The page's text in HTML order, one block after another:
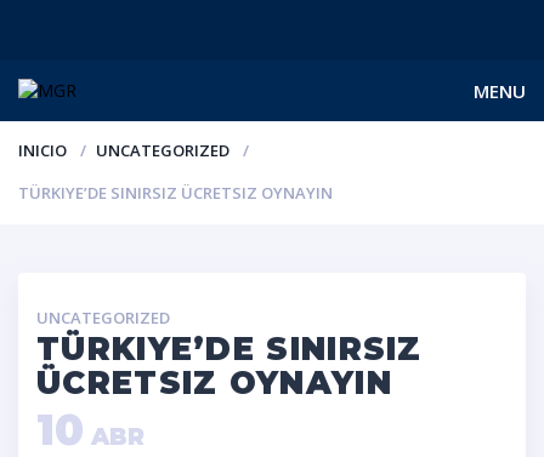
MENU
INICIO
UNCATEGORIZED
TÜRKIYE’DE SINIRSIZ ÜCRETSIZ OYNAYIN
UNCATEGORIZED
TÜRKIYE’DE SINIRSIZ
ÜCRETSIZ OYNAYIN
10 ABR